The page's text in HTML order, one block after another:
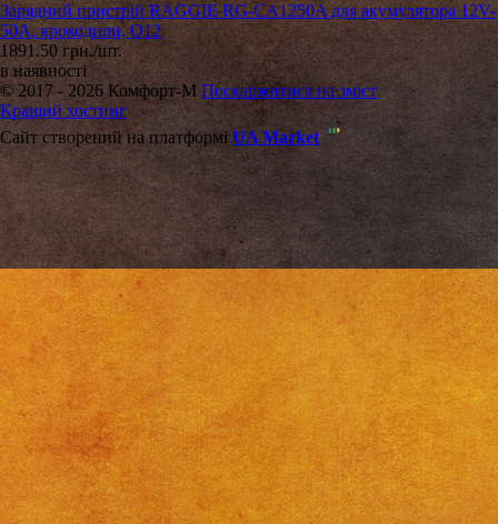
Зарядний пристрій RAGGIE RG-CA1250A для акумулятора 12V-
50A, крокодили, Q12
1891.50 грн./шт.
в наявності
© 2017 - 2026 Комфорт-М Поскаржитися на зміст
Кращий хостинг
Сайт створений на платформі UA Market